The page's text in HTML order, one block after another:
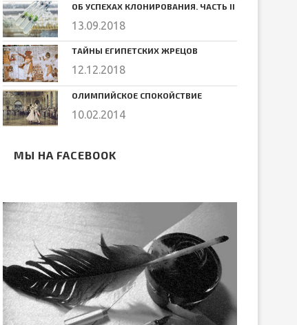
ОБ УСПЕХАХ КЛОНИРОВАНИЯ. ЧАСТЬ II
13.09.2018
ТАЙНЫ ЕГИПЕТСКИХ ЖРЕЦОВ
12.12.2018
ОЛИМПИЙСКОЕ СПОКОЙСТВИЕ
10.02.2014
МЫ НА FACEBOOK